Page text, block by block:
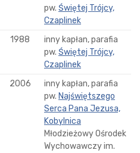
pw. Świętej Trójcy,
Czaplinek
1988
inny kapłan, parafia
pw. Świętej Trójcy,
Czaplinek
2006
inny kapłan, parafia
pw. Najświętszego
Serca Pana Jezusa,
Kobylnica
Młodzieżowy Ośrodek
Wychowawczy im.